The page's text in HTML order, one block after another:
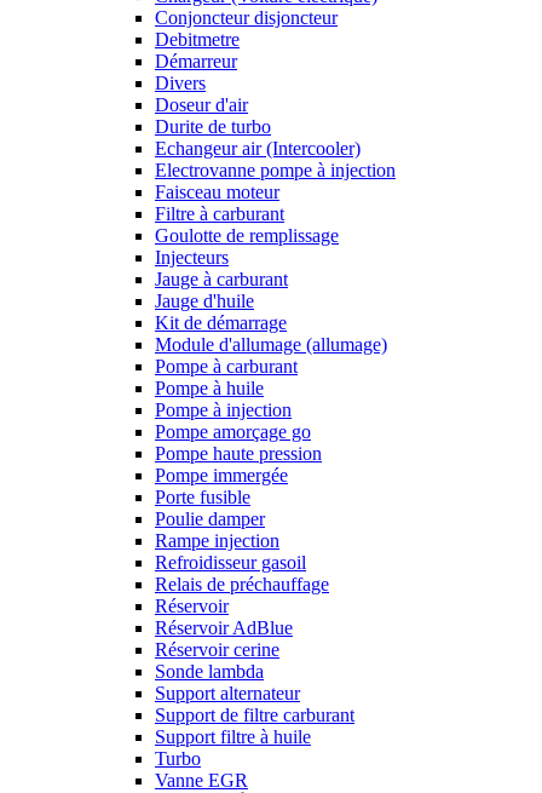
Conjoncteur disjoncteur
Debitmetre
Démarreur
Divers
Doseur d'air
Durite de turbo
Echangeur air (Intercooler)
Electrovanne pompe à injection
Faisceau moteur
Filtre à carburant
Goulotte de remplissage
Injecteurs
Jauge à carburant
Jauge d'huile
Kit de démarrage
Module d'allumage (allumage)
Pompe à carburant
Pompe à huile
Pompe à injection
Pompe amorçage go
Pompe haute pression
Pompe immergée
Porte fusible
Poulie damper
Rampe injection
Refroidisseur gasoil
Relais de préchauffage
Réservoir
Réservoir AdBlue
Réservoir cerine
Sonde lambda
Support alternateur
Support de filtre carburant
Support filtre à huile
Turbo
Vanne EGR